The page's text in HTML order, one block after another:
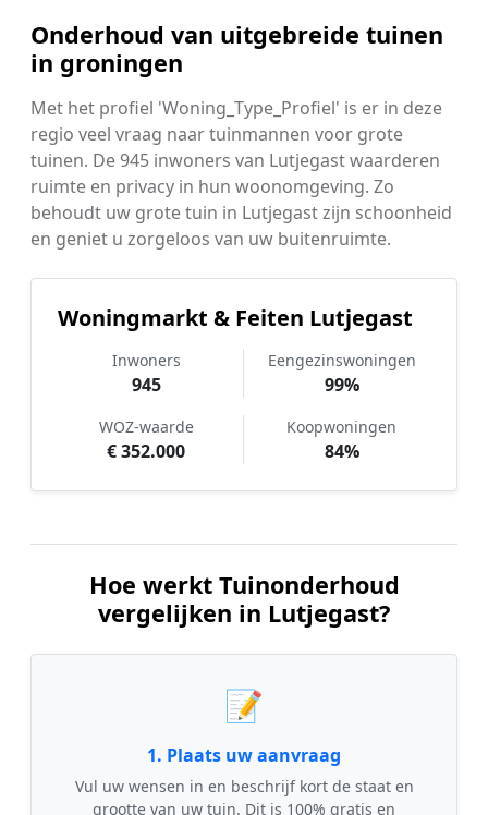
Onderhoud van uitgebreide tuinen
in groningen
Met het profiel 'Woning_Type_Profiel' is er in deze
regio veel vraag naar tuinmannen voor grote
tuinen. De 945 inwoners van Lutjegast waarderen
ruimte en privacy in hun woonomgeving. Zo
behoudt uw grote tuin in Lutjegast zijn schoonheid
en geniet u zorgeloos van uw buitenruimte.
Woningmarkt & Feiten Lutjegast
Inwoners
945
Eengezinswoningen
99%
WOZ-waarde
€ 352.000
Koopwoningen
84%
Hoe werkt Tuinonderhoud
vergelijken in Lutjegast?
📝
1. Plaats uw aanvraag
Vul uw wensen in en beschrijf kort de staat en
grootte van uw tuin. Dit is 100% gratis en